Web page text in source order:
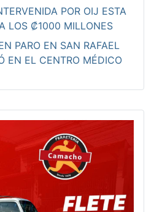
POR OIJ ESTA
LOS ₡1000 MILLONES
PARO EN SAN RAFAEL
EN EL CENTRO MÉDICO